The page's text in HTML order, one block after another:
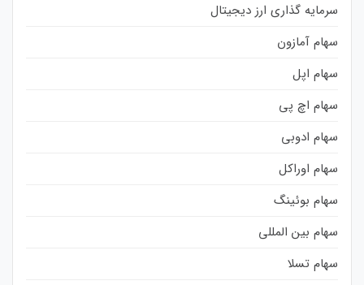
سرمایه گذاری ارز دیجیتال
سهام آمازون
سهام اپل
سهام اچ پی
سهام ادوبی
سهام اوراکل
سهام بوئینگ
سهام بین المللی
سهام تسلا